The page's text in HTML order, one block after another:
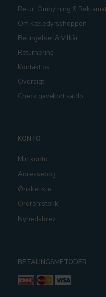
Retur, Ombytning &
Om Kæledyrsshoppen
Betingelser & Vilkår
Returnering
Kontakt os
Oversigt
Check gavekort saldo
KONTO
Min konto
Adressebog
Ønskeliste
Ordrehistorik
Nyhedsbrev
BETALINGSMETODER